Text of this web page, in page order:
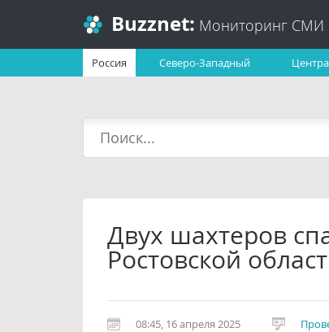
Buzznet: Мониторинг СМИ
Россия Северо-Западный
Двух шахтеров
Ростовской
08:45, 16 апреля 2025